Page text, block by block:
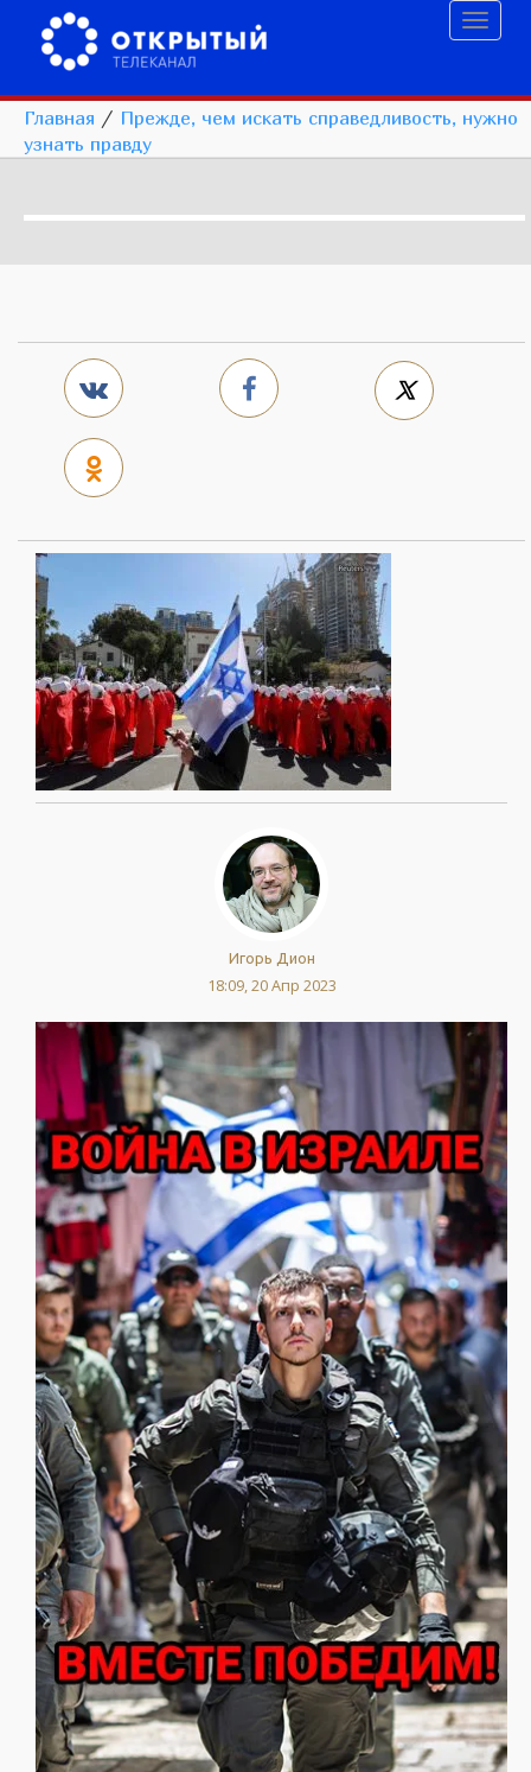
Главная / Прежде, чем искать справедливость, нужно
узнать правду
Игорь Дион
18:09, 20 Апр 2023